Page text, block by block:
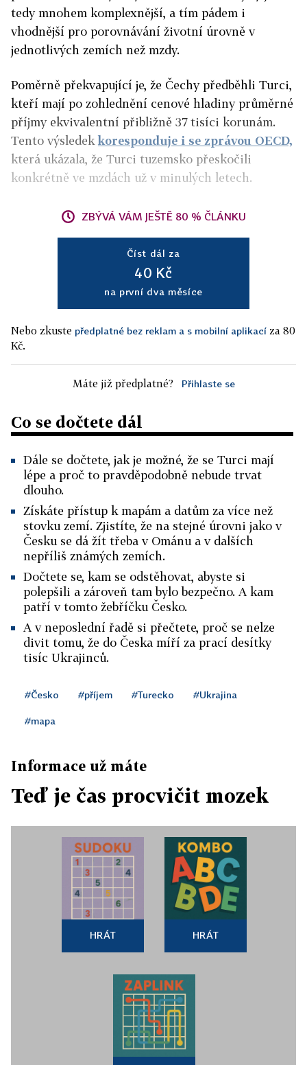
tedy mnohem komplexnější, a tím pádem i
vhodnější pro porovnávání životní úrovně v
jednotlivých zemích než mzdy.
Poměrně překvapující je, že Čechy předběhli Turci,
kteří mají po zohlednění cenové hladiny průměrné
příjmy ekvivalentní přibližně 37 tisíci korunám.
Tento výsledek koresponduje i se zprávou OECD,
která ukázala, že Turci tuzemsko přeskočili
konkrétně ve mzdách už v minulých letech.
ZBÝVÁ VÁM JEŠTĚ 80 % ČLÁNKU
Číst dál za
40 Kč
na první dva měsíce
Nebo zkuste předplatné bez reklam a s mobilní aplikací za 80
Kč.
Máte již předplatné? Přihlaste se
Co se dočtete dál
Dále se dočtete, jak je možné, že se Turci mají
lépe a proč to pravděpodobně nebude trvat
dlouho.
Získáte přístup k mapám a datům za více než
stovku zemí. Zjistíte, že na stejné úrovni jako v
Česku se dá žít třeba v Ománu a v dalších
nepříliš známých zemích.
Dočtete se, kam se odstěhovat, abyste si
polepšili a zároveň tam bylo bezpečno. A kam
patří v tomto žebříčku Česko.
A v neposlední řadě si přečtete, proč se nelze
divit tomu, že do Česka míří za prací desítky
tisíc Ukrajinců.
#Česko #příjem #Turecko #Ukrajina
#mapa
Informace už máte
Teď je čas procvičit mozek
HRÁT HRÁT